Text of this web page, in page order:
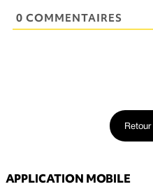
0 COMMENTAIRES
APPLICATION MOBILE